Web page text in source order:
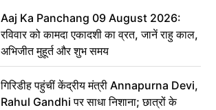
Aaj Ka Panchang 09 August 2026:
रविवार को कामदा एकादशी का व्रत, जानें राहु काल,
अभिजीत मुहूर्त और शुभ समय
गिरिडीह पहुंचीं केंद्रीय मंत्री Annapurna Devi,
Rahul Gandhi पर साधा निशाना; छात्रों के